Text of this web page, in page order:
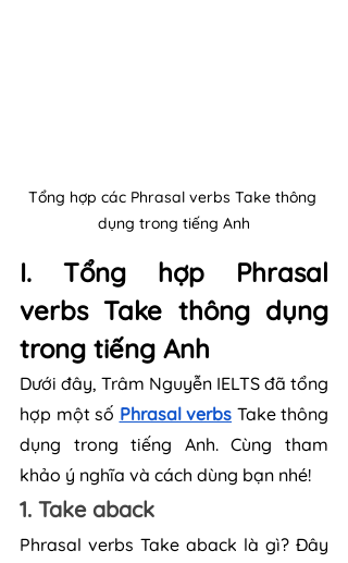
Tổng hợp các Phrasal verbs Take thông
dụng trong tiếng Anh
I. Tổng hợp Phrasal
verbs Take thông dụng
trong tiếng Anh
Dưới đây, Trâm Nguyễn IELTS đã tổng
hợp một số Phrasal verbs Take thông
dụng trong tiếng Anh. Cùng tham
khảo ý nghĩa và cách dùng bạn nhé!
1. Take aback
Phrasal verbs Take aback là gì? Đây